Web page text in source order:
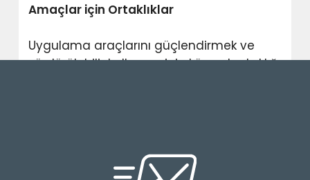
Amaçlar için Ortaklıklar
Uygulama araçlarını güçlendirmek ve
sürdürülebilir kalkınma için küresel ortaklığı